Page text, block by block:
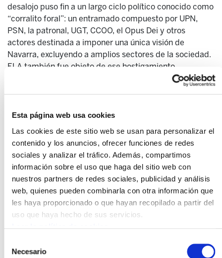
Esta página web usa cookies
Las cookies de este sitio web se usan para personalizar el
contenido y los anuncios, ofrecer funciones de redes
sociales y analizar el tráfico. Además, compartimos
información sobre el uso que haga del sitio web con
nuestros partners de redes sociales, publicidad y análisis
web, quienes pueden combinarla con otra información que
les haya proporcionado o que hayan recopilado a partir del
uso que haya hecho de sus servicios.
Necesario
desalojo puso fin a un largo ciclo político conocido como
“corralito foral”: un entramado compuesto por UPN,
PSN, la patronal, UGT, CCOO, el Opus Dei y otros
actores destinada a imponer una única visión de
Navarra, excluyendo a amplios sectores de la sociedad.
ELA también fue objeto de ese hostigamiento.
La crisis de 2008 intensificó los recortes y destapó
movilizaciones históricas, entre ellas seis huelgas
generales. Aquella activación social fue determinante
para desalojar a UPN del poder.
Sin embargo, el gobierno alternativo constituido en 2015
por Geroa Bai, EH Bildu, Podemos e Izquierda-Ezkerra
no aprovechó la oportunidad que suponía no depender
del PSN en la aritmética parlamentaria. No se atrevió a
revertir las políticas heredadas de UPN y PSN ni a
impulsar transformaciones de fondo. Esa primera